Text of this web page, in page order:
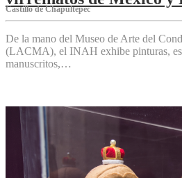
Castillo de Chapultepec
De la mano del Museo de Arte del
(LACMA), el INAH exhibe pinturas,
manuscritos,…